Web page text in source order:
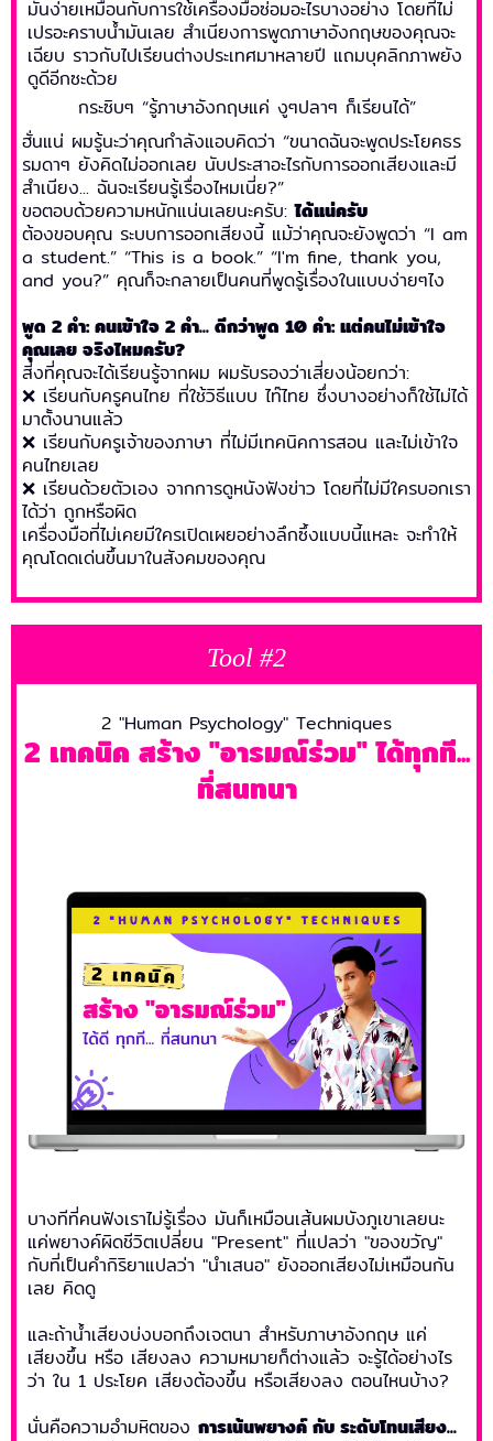
มันง่ายเหมือนกับการใช้เครื่องมือซ่อมอะไรบางอย่าง โดยที่ไม่
เปรอะคราบน้ำมันเลย สำเนียงการพูดภาษาอังกฤษของคุณจะ
เฉียบ ราวกับไปเรียนต่างประเทศมาหลายปี แถมบุคลิกภาพยัง
ดูดีอีกซะด้วย
กระซิบๆ “รู้ภาษาอังกฤษแค่ งูๆปลาๆ ก็เรียนได้”
ฮั่นแน่ ผมรู้นะว่าคุณกำลังแอบคิดว่า “ขนาดฉันจะพูดประโยคธร
รมดาๆ ยังคิดไม่ออกเลย นับประสาอะไรกับการออกเสียงและมี
สำเนียง... ฉันจะเรียนรู้เรื่องไหมเนี่ย?”
ขอตอบด้วยความหนักแน่นเลยนะครับ:ได้แน่ครับ
ต้องขอบคุณ ระบบการออกเสียงนี้ แม้ว่าคุณจะยังพูดว่า “I am
a student.” “This is a book.” “I'm fine, thank you,
and you?” คุณก็จะกลายเป็นคนที่พูดรู้เรื่องในแบบง่ายๆไง
พูด 2 คำ: คนเข้าใจ 2 คำ... ดีกว่าพูด 10 คำ: แต่คนไม่เข้าใจ
คุณเลย จริงไหมครับ?
สิ่งที่คุณจะได้เรียนรู้จากผม ผมรับรองว่าเสี่ยงน้อยกว่า:
❌ เรียนกับครูคนไทย ที่ใช้วิธีแบบ ไท๊ไทย ซึ่งบางอย่างก็ใช้ไม่ได้
มาตั้งนานแล้ว
❌ เรียนกับครูเจ้าของภาษา ที่ไม่มีเทคนิคการสอน และไม่เข้าใจ
คนไทยเลย
❌ เรียนด้วยตัวเอง จากการดูหนังฟังข่าว โดยที่ไม่มีใครบอกเรา
ได้ว่า ถูกหรือผิด
เครื่องมือที่ไม่เคยมีใครเปิดเผยอย่างลึกซึ้งแบบนี้แหละ จะทำให้
คุณโดดเด่นขึ้นมาในสังคมของคุณ
Tool #2
2 "Human Psychology" Techniques
2 เทคนิค สร้าง "อารมณ์ร่วม" ได้ทุกที...
ที่สนทนา
บางทีที่คนฟังเราไม่รู้เรื่อง มันก็เหมือนเส้นผมบังภูเขาเลยนะ
แค่พยางค์ผิดชีวิตเปลี่ยน "Present" ที่แปลว่า "ของขวัญ"
กับที่เป็นคำกิริยาแปลว่า "นำเสนอ" ยังออกเสียงไม่เหมือนกัน
เลย คิดดู
และถ้าน้ำเสียงบ่งบอกถึงเจตนา สำหรับภาษาอังกฤษ แค่
เสียงขึ้น หรือ เสียงลง ความหมายก็ต่างแล้ว จะรู้ได้อย่างไร
ว่า ใน 1 ประโยค เสียงต้องขึ้น หรือเสียงลง ตอนไหนบ้าง?
นั่นคือความอำมหิตของ การเน้นพยางค์ กับ ระดับโทนเสียง...